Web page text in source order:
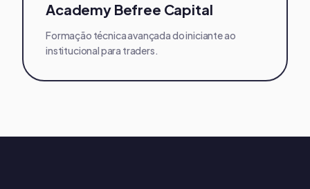
Academy Befree Capital
Formação técnica avançada do iniciante ao
institucional para traders.